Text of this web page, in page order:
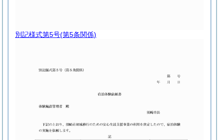
別記様式第5号(第5条関係)